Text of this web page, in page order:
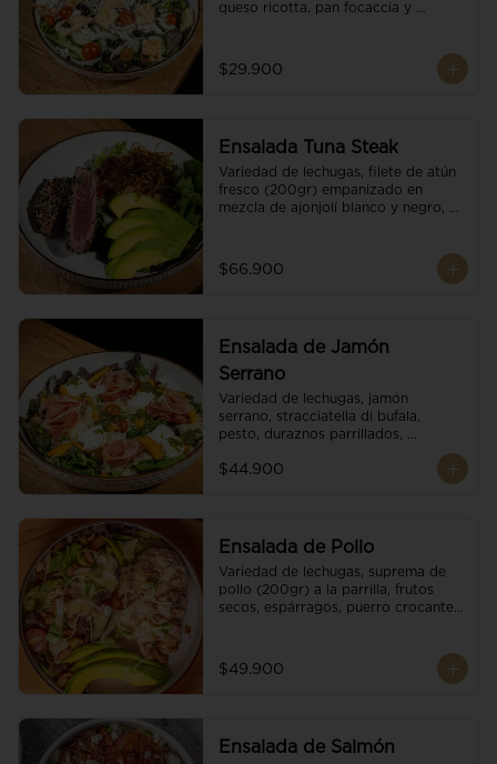
queso ricotta, pan focaccia y
$29.900
Ensalada Tuna Steak
Variedad de lechugas, filete de atún
fresco (200gr) empanizado en
mezcla de ajonjolí blanco y negro,
parmesano, puerro crocante y
reducción de balsámico.
$66.900
Ensalada de Jamón
Serrano
Variedad de lechugas, jamón
serrano, stracciatella di bufala,
pesto, duraznos parrillados,
tomate cherry y vinagreta
$44.900
Ensalada de Pollo
Variedad de lechugas, suprema de
pollo (200gr) a la parrilla, frutos
secos, espárragos, puerro crocante,
balsámico.
$49.900
Ensalada de Salmón